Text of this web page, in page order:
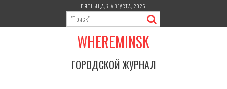
содержимому
ПЯТНИЦА, 7 АВГУСТА, 2026
WHEREMINSK
ГОРОДСКОЙ ЖУРНАЛ